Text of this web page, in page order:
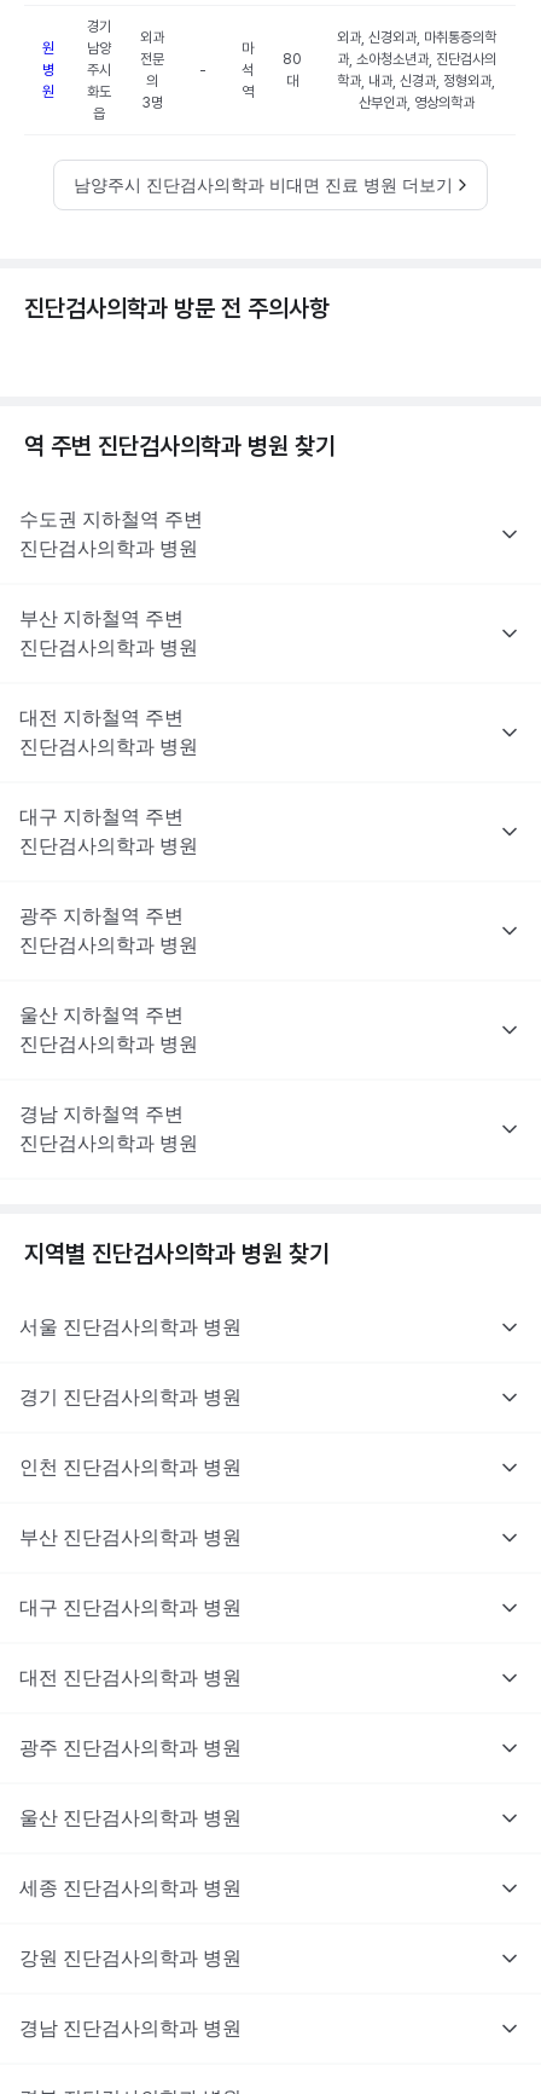
원
병
원
경기
남양
주시
화도
읍
외과
전문
의
3명
-
마
석
역
80
대
외과, 신경외과, 마취통증의학
과, 소아청소년과, 진단검사의
학과, 내과, 신경과, 정형외과,
산부인과, 영상의학과
남양주시 진단검사의학과 비대면 진료 병원 더보기
진단검사의학과 방문 전 주의사항
역 주변 진단검사의학과 병원 찾기
수도권 지하철역 주변
진단검사의학과 병원
부산 지하철역 주변
진단검사의학과 병원
대전 지하철역 주변
진단검사의학과 병원
대구 지하철역 주변
진단검사의학과 병원
광주 지하철역 주변
진단검사의학과 병원
울산 지하철역 주변
진단검사의학과 병원
경남 지하철역 주변
진단검사의학과 병원
지역별 진단검사의학과 병원 찾기
서울 진단검사의학과 병원
경기 진단검사의학과 병원
인천 진단검사의학과 병원
부산 진단검사의학과 병원
대구 진단검사의학과 병원
대전 진단검사의학과 병원
광주 진단검사의학과 병원
울산 진단검사의학과 병원
세종 진단검사의학과 병원
강원 진단검사의학과 병원
경남 진단검사의학과 병원